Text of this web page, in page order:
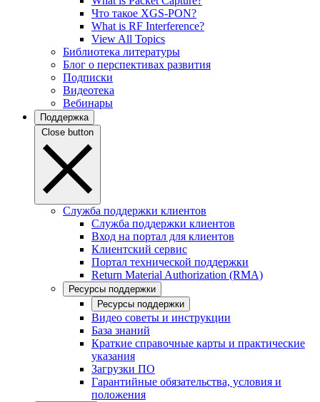
Что такое XGS-PON?
What is RF Interference?
View All Topics
Библиотека литературы
Блог о перспективах развития
Подписки
Видеотека
Вебинары
Поддержка
Close button
Служба поддержки клиентов
Служба поддержки клиентов
Вход на портал для клиентов
Клиентский сервис
Портал технической поддержки
Return Material Authorization (RMA)
Ресурсы поддержки
Ресурсы поддержки
Видео советы и инструкции
База знаний
Краткие справочные карты и практические
указания
Загрузки ПО
Гарантийные обязательства, условия и
положения